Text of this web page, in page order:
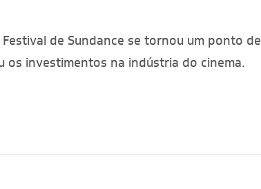
de Sundance se tornou um ponto de
os investimentos na indústria do cinema.